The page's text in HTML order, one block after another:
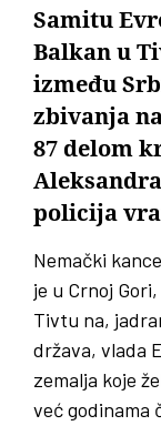
Samitu
Balkan u
između
zbivanja
87 delom
policija
Nemački
je u Crnoj
Tivtu na,
država, vlada
zemalja koje
već godinama